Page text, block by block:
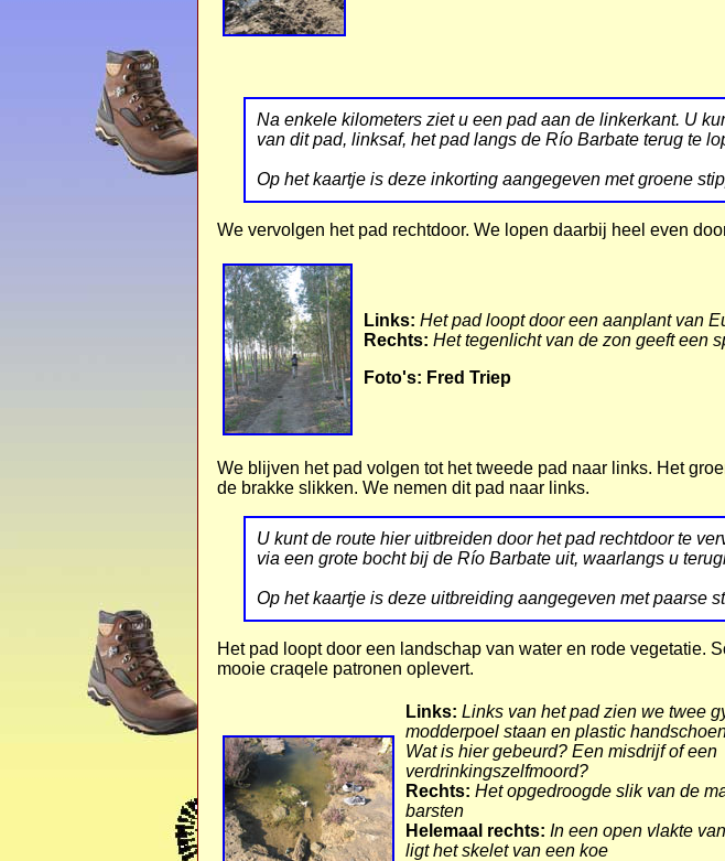
Na enkele kilometers ziet u een pad aan de linkerkant. U
van dit pad, linksaf, het padlangs de Río Barbate terug te
Op het kaartje is deze inkorting aangegeven met groene
We vervolgen het pad rechtdoor. We lopen daarbij heel even
Links: Het pad loopt door een aanplant van
Rechts: Het tegenlicht van de zon geeft een
Foto's: Fred Triep
We blijven het pad volgen tot het tweede pad naar links. Het
de brakke slikken. We nemen dit pad naar links.
U kunt de route hier uitbreiden door het pad rechtdoor te
via een grote bocht bij de Río Barbate uit, waarlangs u
Op het kaartje is deze uitbreiding aangegeven met paarse
Het pad loopt door een landschap van water en rode vegetatie.
mooie craqele patronen oplevert.
Links: Links van het pad zien we twee
modderpoel staan en plastic
Wat is hier gebeurd? Een misdrijf of een
verdrinkingszelfmoord?
Rechts: Het opgedroogde slik van de
barsten
Helemaal rechts: In een open vlakte
ligt het skelet van een koe